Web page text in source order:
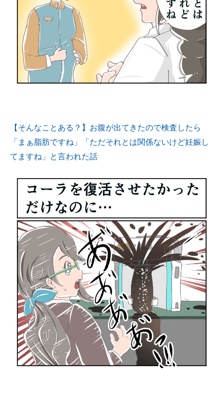
【そんなことある？】お腹が出てきたので検査したら
「まぁ脂肪ですね」「ただそれとは関係ないけど妊娠し
てますね」と言われた話